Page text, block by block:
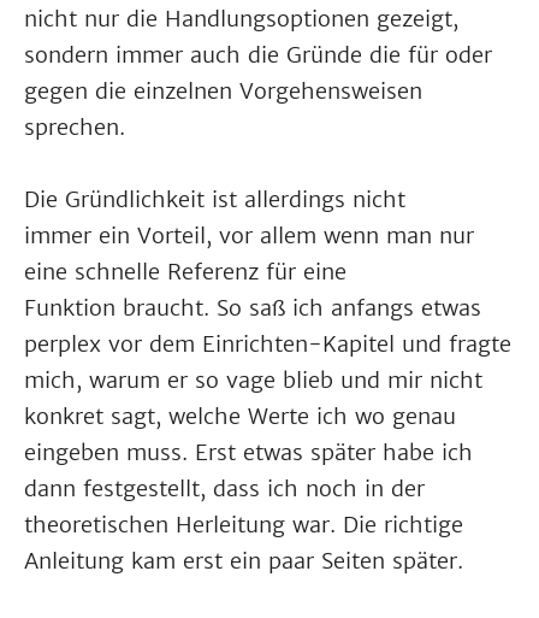
nicht nur die Handlungsoptionen gezeigt,
sondern immer auch die Gründe die für oder
gegen die einzelnen Vorgehensweisen
sprechen.
Die Gründlichkeit ist allerdings nicht
immer ein Vorteil, vor allem wenn man nur
eine schnelle Referenz für eine
Funktion braucht. So saß ich anfangs etwas
perplex vor dem Einrichten-Kapitel und fragte
mich, warum er so vage blieb und mir nicht
konkret sagt, welche Werte ich wo genau
eingeben muss. Erst etwas später habe ich
dann festgestellt, dass ich noch in der
theoretischen Herleitung war. Die richtige
Anleitung kam erst ein paar Seiten später.